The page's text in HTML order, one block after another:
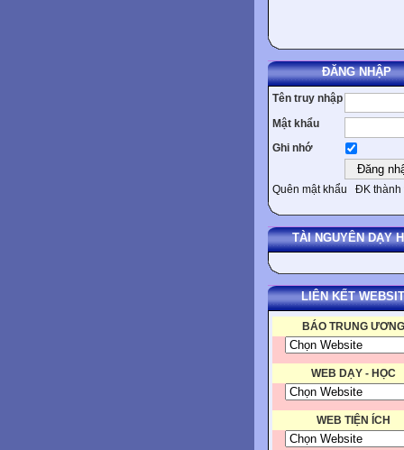
ĐĂNG NHẬP
Tên truy nhập
Mật khẩu
Ghi nhớ
Quên mật khẩu ĐK thành
TÀI NGUYÊN DẠY
LIÊN KẾT
BÁO TRUNG ƯƠNG
WEB DẠY - HỌC
WEB TIỆN ÍCH